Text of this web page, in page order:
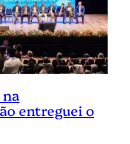
entreguei o